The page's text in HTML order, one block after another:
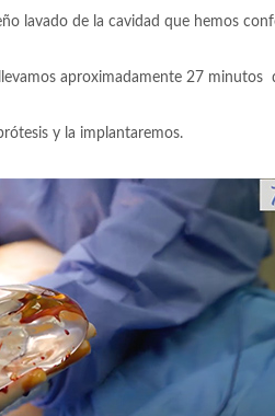
lavado de la cavidad que hemos
aproximadamente 27 minutos
y la implantaremos.